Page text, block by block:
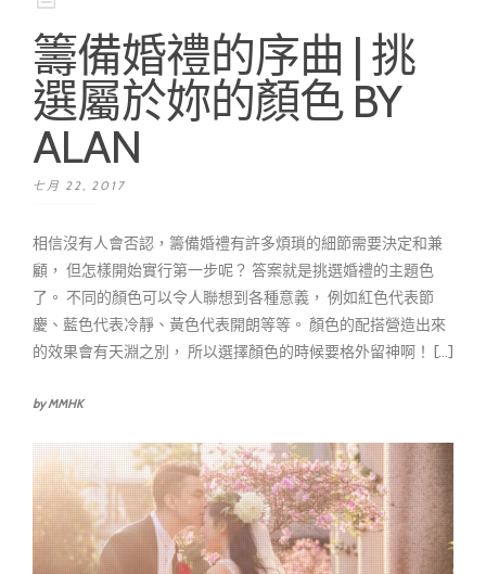
籌備婚禮的序曲 | 挑
選屬於妳的顏色 BY
ALAN
七月 22, 2017
相信沒有人會否認，籌備婚禮有許多煩瑣的細節需要決定和兼
顧， 但怎樣開始實行第一步呢？ 答案就是挑選婚禮的主題色
了。 不同的顏色可以令人聯想到各種意義， 例如紅色代表節
慶、藍色代表冷靜、黃色代表開朗等等。 顏色的配搭營造出來
的效果會有天淵之別， 所以選擇顏色的時候要格外留神啊！ [...]
by MMHK